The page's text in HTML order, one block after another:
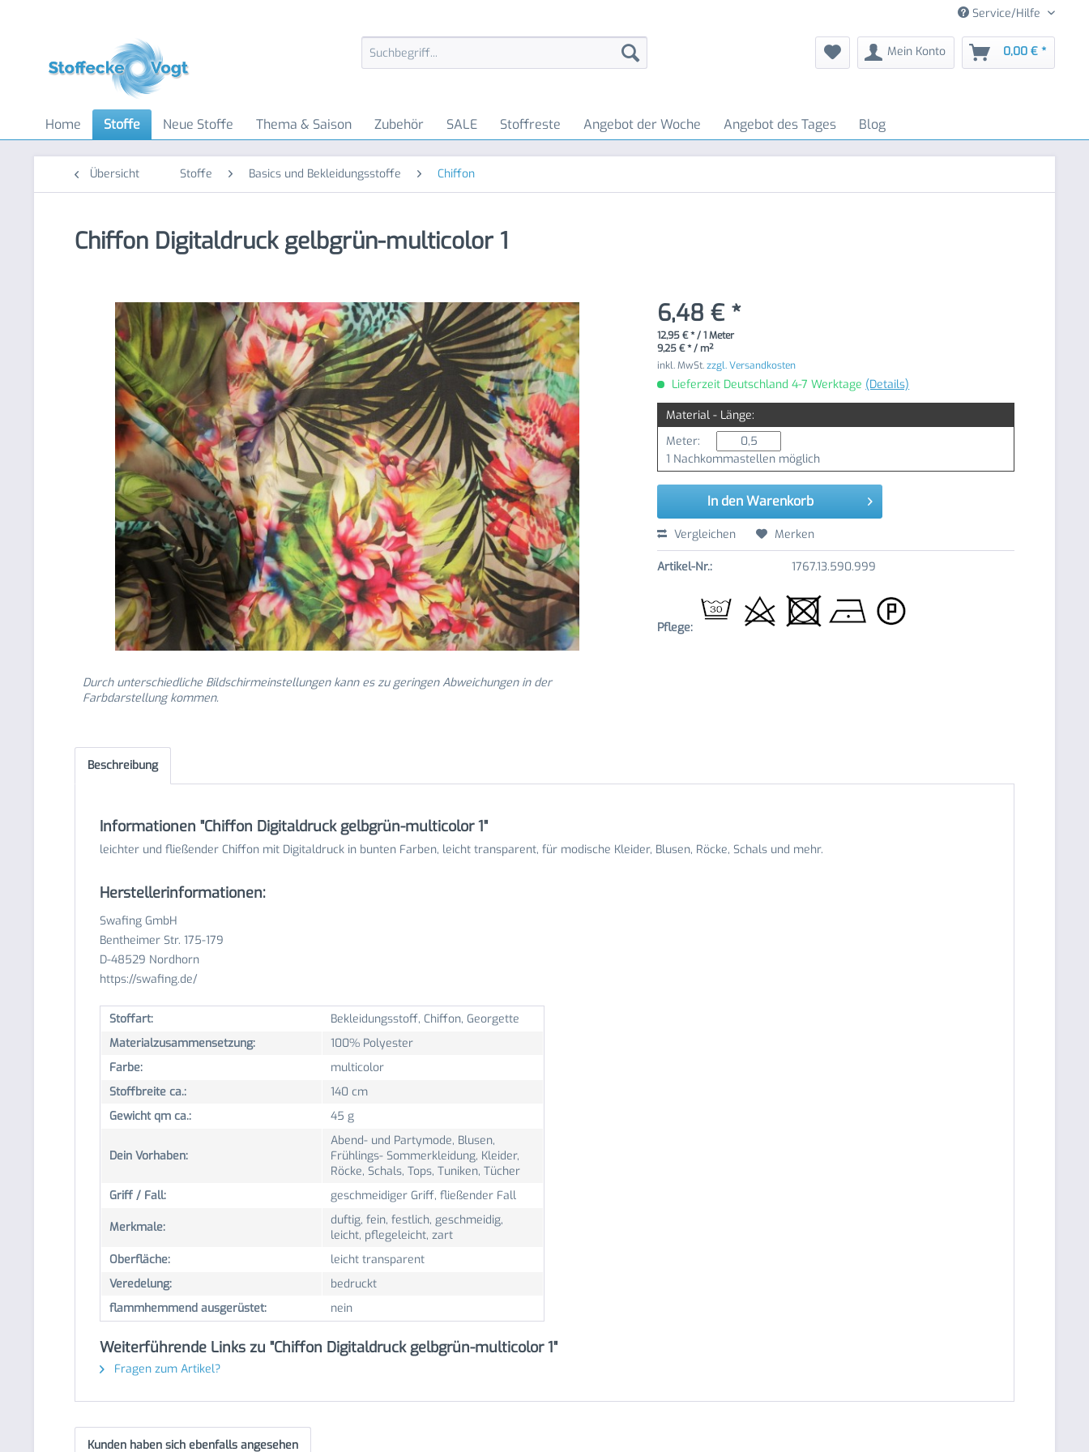
Service/Hilfe
Mein Konto 0,00 € *
Home Stoffe Neue Stoffe Thema & Saison Zubehör SALE Stoffreste Angebot der Woche Angebot des Tages Blog
Übersicht Stoffe Basics und Bekleidungsstoffe Chiffon
Chiffon Digitaldruck gelbgrün-multicolor 1
Durch unterschiedliche Bildschirmeinstellungen kann es zu geringen Abweichungen in der
Farbdarstellung kommen.
6,48 € *
12,95 € * / 1 Meter
9,25 € * / m²
inkl. MwSt.zzgl. Versandkosten
Lieferzeit Deutschland 4-7 Werktage (Details)
Material - Länge:
Meter:
1 Nachkommastellen möglich
In den Warenkorb
Vergleichen Merken
Artikel-Nr.: 1767.13.590.999
Pflege:
Beschreibung
Informationen "Chiffon Digitaldruck gelbgrün-multicolor 1"
leichter und fließender Chiffon mit Digitaldruck in bunten Farben, leicht transparent, für modische Kleider, Blusen, Röcke, Schals und mehr.
Herstellerinformationen:
Swafing GmbH
Bentheimer Str. 175-179
D-48529 Nordhorn
https://swafing.de/
Stoffart:
Bekleidungsstoff, Chiffon, Georgette
Materialzusammensetzung:
100% Polyester
Farbe:
multicolor
Stoffbreite ca.:
140 cm
Gewicht qm ca.:
45 g
Dein Vorhaben:
Abend- und Partymode, Blusen,
Frühlings- Sommerkleidung, Kleider,
Röcke, Schals, Tops, Tuniken, Tücher
Griff / Fall:
geschmeidiger Griff, fließender Fall
Merkmale:
duftig, fein, festlich, geschmeidig,
leicht, pflegeleicht, zart
Oberfläche:
leicht transparent
Veredelung:
bedruckt
flammhemmend ausgerüstet:
nein
Weiterführende Links zu "Chiffon Digitaldruck gelbgrün-multicolor 1"
Fragen zum Artikel?
Kunden haben sich ebenfalls angesehen